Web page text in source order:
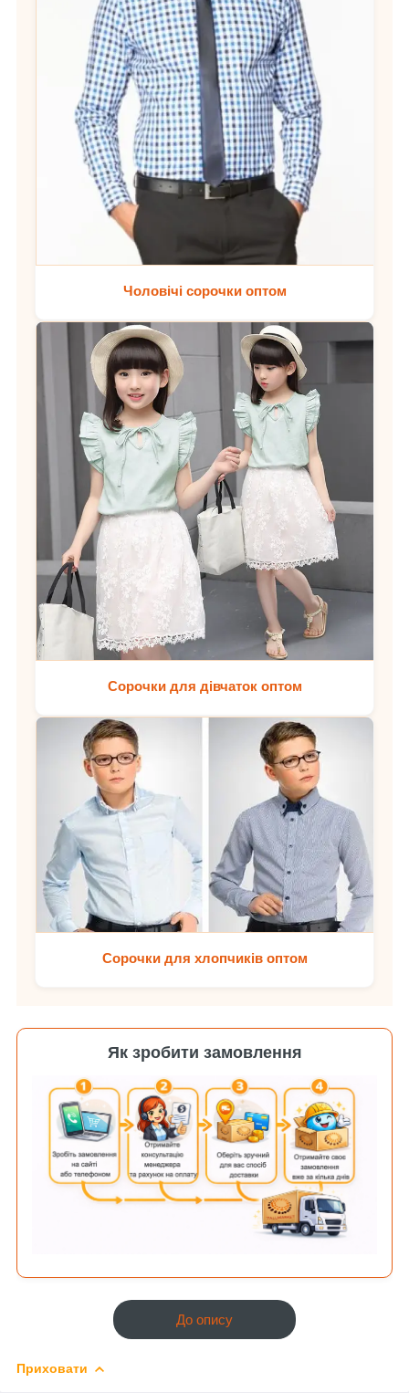
Чоловічі сорочки оптом
Сорочки для дівчаток оптом
Сорочки для хлопчиків оптом
Як зробити замовлення
До опису
Приховати